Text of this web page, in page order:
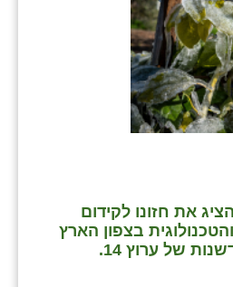
את חזונו לקידום
בצפון הארץ
של ערוץ 14.